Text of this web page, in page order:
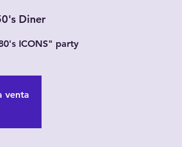
Diner
ICONS" party
venta